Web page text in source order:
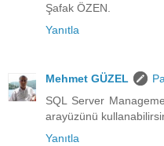
Şafak ÖZEN.
Yanıtla
Mehmet GÜZEL
SQL Server
arayüzünü
Yanıtla